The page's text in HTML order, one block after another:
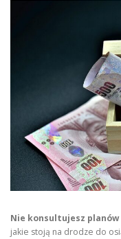
Nie konsultujesz
jakie stoją na drodze do